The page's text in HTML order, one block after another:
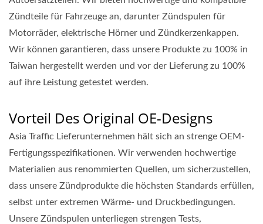
Zündteile für Fahrzeuge an, darunter Zündspulen für
Motorräder, elektrische Hörner und Zündkerzenkappen.
Wir können garantieren, dass unsere Produkte zu 100% in
Taiwan hergestellt werden und vor der Lieferung zu 100%
auf ihre Leistung getestet werden.
Vorteil Des Original OE-Designs
Asia Traffic Lieferunternehmen hält sich an strenge OEM-
Fertigungsspezifikationen. Wir verwenden hochwertige
Materialien aus renommierten Quellen, um sicherzustellen,
dass unsere Zündprodukte die höchsten Standards erfüllen,
selbst unter extremen Wärme- und Druckbedingungen.
Unsere Zündspulen unterliegen strengen Tests,